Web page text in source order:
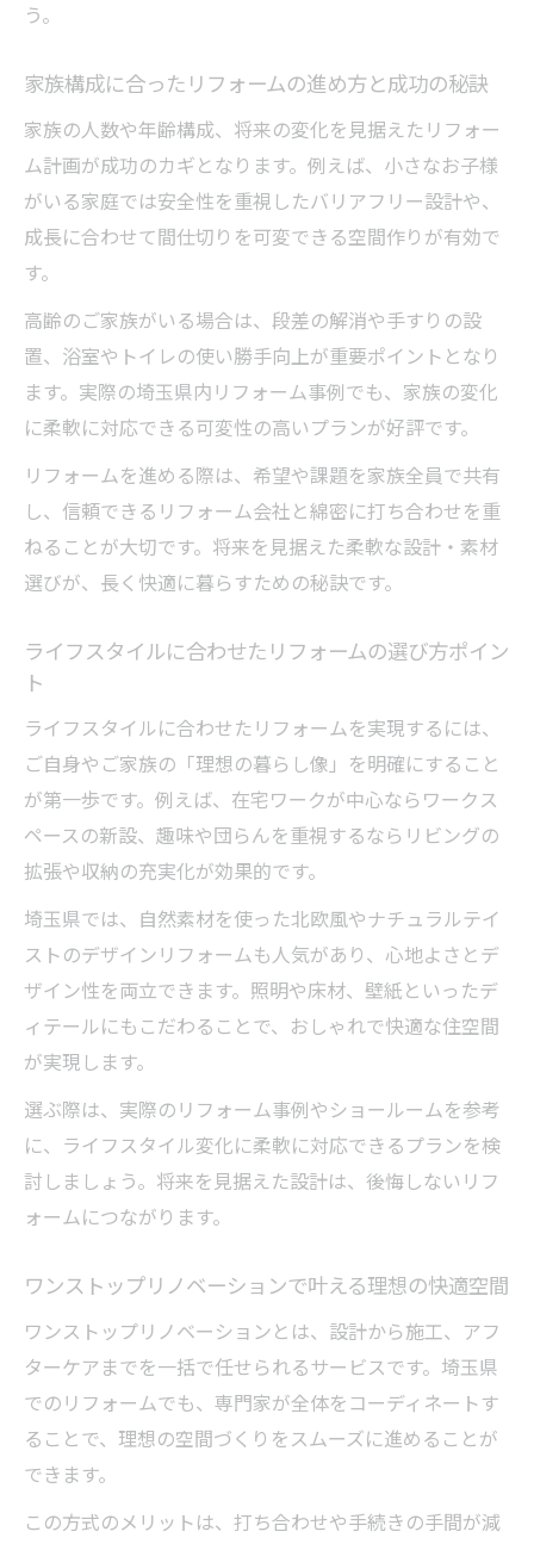
効果
る秘訣
エコリフォームがもたらす快適なライフス
タイル
自然素材の温もり感じる住まいづくりのコツ
リフォームで自然素材を活かした快適空間
作り
る住まい
ライフスタイルに合わせた自然素材の選び
方
注意点
介
高断熱で冬も心地よいライフスタイル提案
高断熱リフォームで実現する冬の快適ライ
フ
リフォームで室内温度を一定に保つテクニ
ック
高気密高断熱リフォームの費用と効果を比
較
家族の健康を守る高断熱リフォームの重要
性
断熱性を高めるリフォームの具体的な方法
とは
変化する暮らしに合わせたリフォーム活用法
ライフステージに合わせたリフォームのタ
リフォームで間取り変更し暮らしの質を向
上
家族構成変化に強いリフォームプランの選
び方
ワンストップリノベーションで叶う柔軟な
リフォーム事例から学ぶ生活変化の対応術
う。
家族構成に合ったリフォームの進め方と成功の秘訣
家族の人数や年齢構成、将来の変化を見据えたリフォー
ム計画が成功のカギとなります。例えば、小さなお子様
がいる家庭では安全性を重視したバリアフリー設計や、
成長に合わせて間仕切りを可変できる空間作りが有効で
す。
高齢のご家族がいる場合は、段差の解消や手すりの設
置、浴室やトイレの使い勝手向上が重要ポイントとなり
ます。実際の埼玉県内リフォーム事例でも、家族の変化
に柔軟に対応できる可変性の高いプランが好評です。
リフォームを進める際は、希望や課題を家族全員で共有
し、信頼できるリフォーム会社と綿密に打ち合わせを重
ねることが大切です。将来を見据えた柔軟な設計・素材
選びが、長く快適に暮らすための秘訣です。
ライフスタイルに合わせたリフォームの選び方ポイン
ト
ライフスタイルに合わせたリフォームを実現するには、
ご自身やご家族の「理想の暮らし像」を明確にすること
が第一歩です。例えば、在宅ワークが中心ならワークス
ペースの新設、趣味や団らんを重視するならリビングの
拡張や収納の充実化が効果的です。
埼玉県では、自然素材を使った北欧風やナチュラルテイ
ストのデザインリフォームも人気があり、心地よさとデ
ザイン性を両立できます。照明や床材、壁紙といったデ
ィテールにもこだわることで、おしゃれで快適な住空間
が実現します。
選ぶ際は、実際のリフォーム事例やショールームを参考
に、ライフスタイル変化に柔軟に対応できるプランを検
討しましょう。将来を見据えた設計は、後悔しないリフ
ォームにつながります。
ワンストップリノベーションで叶える理想の快適空間
ワンストップリノベーションとは、設計から施工、アフ
ターケアまでを一括で任せられるサービスです。埼玉県
でのリフォームでも、専門家が全体をコーディネートす
ることで、理想の空間づくりをスムーズに進めることが
できます。
この方式のメリットは、打ち合わせや手続きの手間が減